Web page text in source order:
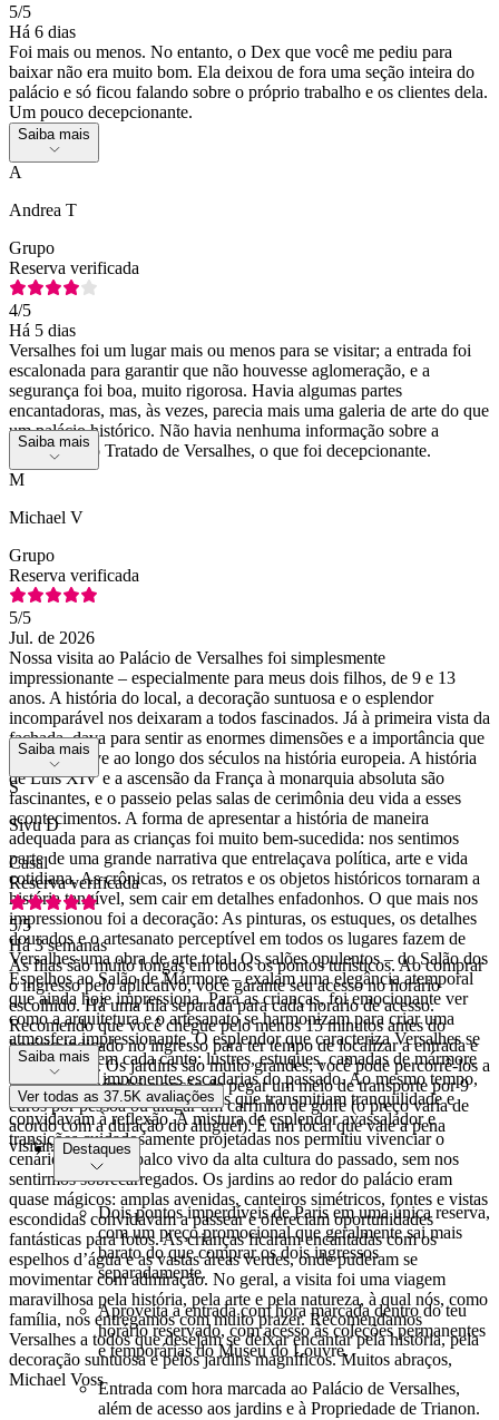
5/5
Há 6 dias
Foi mais ou menos. No entanto, o Dex que você me pediu para
baixar não era muito bom. Ela deixou de fora uma seção inteira do
palácio e só ficou falando sobre o próprio trabalho e os clientes dela.
Um pouco decepcionante.
Saiba mais
A
Andrea T
Grupo
Reserva verificada
4/5
Há 5 dias
Versalhes foi um lugar mais ou menos para se visitar; a entrada foi
escalonada para garantir que não houvesse aglomeração, e a
segurança foi boa, muito rigorosa. Havia algumas partes
encantadoras, mas, às vezes, parecia mais uma galeria de arte do que
um palácio histórico. Não havia nenhuma informação sobre a
assinatura do Tratado de Versalhes, o que foi decepcionante.
Saiba mais
M
Michael V
Grupo
Reserva verificada
5/5
Jul. de 2026
Nossa visita ao Palácio de Versalhes foi simplesmente
impressionante – especialmente para meus dois filhos, de 9 e 13
anos. A história do local, a decoração suntuosa e o esplendor
incomparável nos deixaram a todos fascinados. Já à primeira vista da
fachada, dava para sentir as enormes dimensões e a importância que
Versalhes teve ao longo dos séculos na história europeia. A história
de Luís XIV e a ascensão da França à monarquia absoluta são
fascinantes, e o passeio pelas salas de cerimônia deu vida a esses
acontecimentos. A forma de apresentar a história de maneira
adequada para as crianças foi muito bem-sucedida: nos sentimos
parte de uma grande narrativa que entrelaçava política, arte e vida
cotidiana. As crônicas, os retratos e os objetos históricos tornaram a
história tangível, sem cair em detalhes enfadonhos. O que mais nos
impressionou foi a decoração: As pinturas, os estuques, os detalhes
dourados e o artesanato perceptível em todos os lugares fazem de
Versalhes uma obra de arte total. Os salões opulentos – do Salão dos
Espelhos ao Salão de Mármore – exalam uma elegância atemporal
que ainda hoje impressiona. Para as crianças, foi emocionante ver
como a arquitetura e o artesanato se harmonizam para criar uma
atmosfera impressionante. O esplendor que caracteriza Versalhes se
manifestava em cada canto: lustres, estuques, camadas de mármore
colorido e as imponentes escadarias do passado. Ao mesmo tempo,
havia ambientes e detalhes sutis que transmitiam tranquilidade e
convidavam à reflexão. A mistura de esplendor avassalador e
transições cuidadosamente projetadas nos permitiu vivenciar o
cenário como um palco vivo da alta cultura do passado, sem nos
sentirmos sobrecarregados. Os jardins ao redor do palácio eram
quase mágicos: amplas avenidas, canteiros simétricos, fontes e vistas
escondidas convidavam a passear e ofereciam oportunidades
fantásticas para fotos. As crianças ficaram encantadas com os
espelhos d’água e as vastas áreas verdes, onde puderam se
movimentar com admiração. No geral, a visita foi uma viagem
maravilhosa pela história, pela arte e pela natureza, à qual nós, como
família, nos entregamos com muito prazer. Recomendamos
Versalhes a todos que desejam se deixar encantar pela história, pela
decoração suntuosa e pelos jardins magníficos. Muitos abraços,
Michael Voss
Saiba mais
S
Sivu D
Casal
Reserva verificada
5/5
Há 3 semanas
As filas são muito longas em todos os pontos turísticos. Ao comprar
o ingresso pelo aplicativo, você garante seu acesso no horário
escolhido. Há uma fila separada para cada horário de acesso.
Recomendo que você chegue pelo menos 15 minutos antes do
horário indicado no ingresso para ter tempo de localizar a entrada e
entrar na fila. Os jardins são muito grandes; você pode percorrê-los a
pé, mas também há a opção de pegar um meio de transporte por 9
euros por pessoa ou alugar um carrinho de golfe (o preço varia de
acordo com a duração do aluguel). É um local que vale a pena
visitar.
Saiba mais
Ver todas as 37.5K avaliações
Destaques
Dois pontos imperdíveis de Paris em uma única reserva,
com um preço promocional que geralmente sai mais
barato do que comprar os dois ingressos
separadamente.
Aproveita a entrada com hora marcada dentro do teu
horário reservado, com acesso às coleções permanentes
e temporárias do Museu do Louvre.
Entrada com hora marcada ao Palácio de Versalhes,
além de acesso aos jardins e à Propriedade de Trianon.